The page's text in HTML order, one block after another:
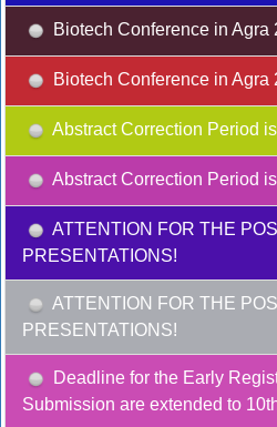
Biotech Conference in Agra
Biotech Conference in Agra
Abstract Correction Period
Abstract Correction Period
ATTENTION FOR THE
PRESENTATIONS!
ATTENTION FOR THE
PRESENTATIONS!
Deadline for the Early
Submission are extended to